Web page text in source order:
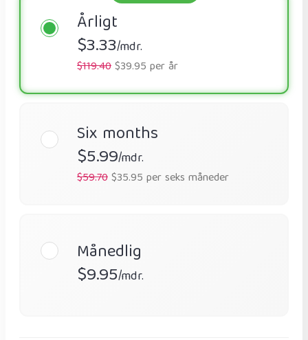
Årligt
$3.33/mdr.
$119.40$39.95 per år
Six months
$5.99/mdr.
$59.70$35.95 per seks måneder
Månedlig
$9.95/mdr.